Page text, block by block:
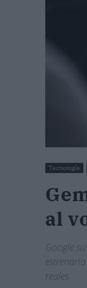
Tecnología
al
Google
reales.